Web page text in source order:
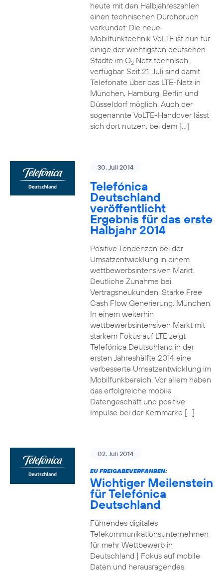
heute mit den Halbjahreszahlen
einen technischen Durchbruch
verkündet: Die neue
Mobilfunktechnik VoLTE ist nun für
einige der wichtigsten deutschen
Städte im O2Netz technisch
verfügbar. Seit 21. Juli sind damit
Telefonate über das LTE-Netz in
München, Hamburg, Berlin und
Düsseldorf möglich. Auch der
sogenannte VoLTE-Handover lässt
sich dort nutzen, bei dem […]
30. Juli 2014
Telefónica
Deutschland
veröffentlicht
Ergebnis für das erste
Halbjahr 2014
Positive Tendenzen bei der
Umsatzentwicklung in einem
wettbewerbsintensiven Markt.
Deutliche Zunahme bei
Vertragsneukunden. Starke Free
Cash Flow Generierung. München.
In einem weiterhin
wettbewerbsintensiven Markt mit
starkem Fokus auf LTE zeigt
Telefónica Deutschland in der
ersten Jahreshälfte 2014 eine
verbesserte Umsatzentwicklung im
Mobilfunkbereich. Vor allem haben
das erfolgreiche mobile
Datengeschäft und positive
Impulse bei der Kernmarke […]
02. Juli 2014
EU FREIGABEVERFAHREN:
Wichtiger Meilenstein
für Telefónica
Deutschland
Führendes digitales
Telekommunikationsunternehmen
für mehr Wettbewerb in
Deutschland | Fokus auf mobile
Daten und herausragendes